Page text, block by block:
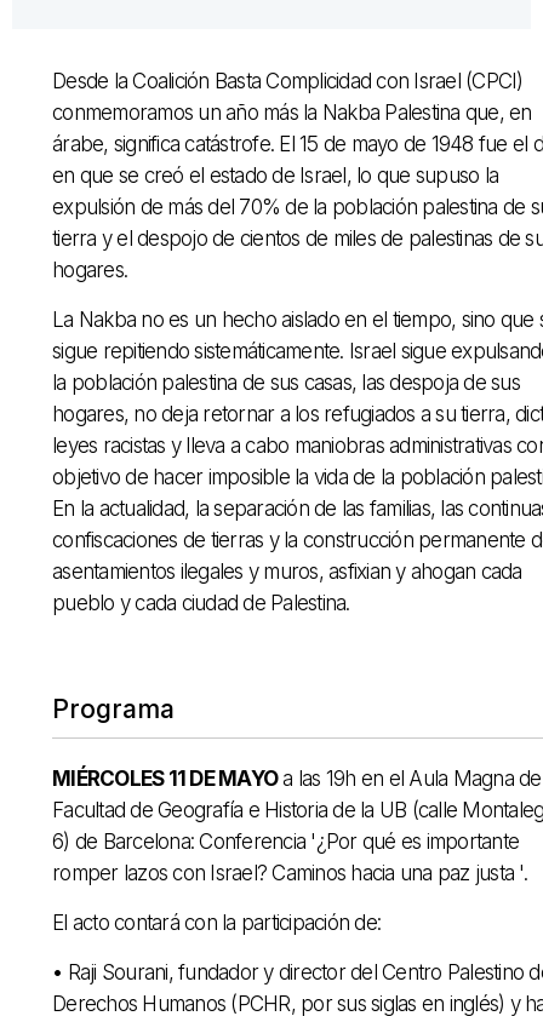
Desde la Coalición Basta Complicidad con Israel (CPCI)
conmemoramos un año más la Nakba Palestina que, en
árabe, significa catástrofe. El 15 de mayo de 1948 fue el
en que se creó el estado de Israel, lo que supuso la
expulsión de más del 70% de la población palestina de
tierra y el despojo de cientos de miles de palestinas de
hogares.
La Nakba no es un hecho aislado en el tiempo, sino que
sigue repitiendo sistemáticamente. Israel sigue
la población palestina de sus casas, las despoja de sus
hogares, no deja retornar a los refugiados a su tierra,
leyes racistas y lleva a cabo maniobras administrativas
objetivo de hacer imposible la vida de la población
En la actualidad, la separación de las familias, las
confiscaciones de tierras y la construcción permanente
asentamientos ilegales y muros, asfixian y ahogan cada
pueblo y cada ciudad de Palestina.
Programa
MIÉRCOLES 11 DE MAYOa las 19h en el Aula Magna
Facultad de Geografía e Historia de la UB (calle
6) de Barcelona: Conferencia '¿Por qué es importante
romper lazos con Israel? Caminos hacia una paz justa '.
El acto contará con la participación de:
• Raji Sourani, fundador y director del Centro Palestino
Derechos Humanos (PCHR, por sus siglas en inglés) y